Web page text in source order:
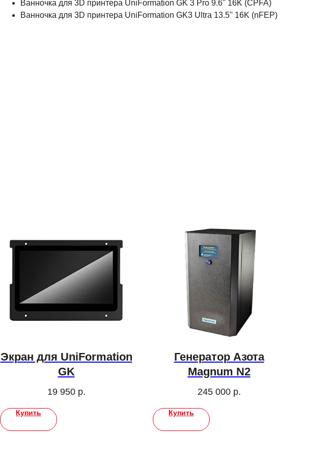
Ванночка для 3D принтера UniFormation GK 3 Pro 9.6'' 16K (CPFA)
Ванночка для 3D принтера UniFormation GK3 Ultra 13.5'' 16K (nFEP)
Экран для UniFormation
GK
19 950 р.
Купить
Генератор Азота
Magnum N2
245 000 р.
Купить